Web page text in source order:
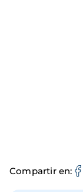
Compartir en